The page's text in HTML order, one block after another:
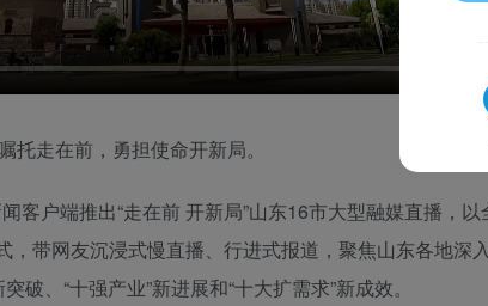
托走在前，勇担使命开新局。
客户端推出“走在前 开新局”山东16市大型融媒直播，
，带网友沉浸式慢直播、行进式报道，聚焦山东各地深
破、“十强产业”新进展和“十大扩需求”新成效。